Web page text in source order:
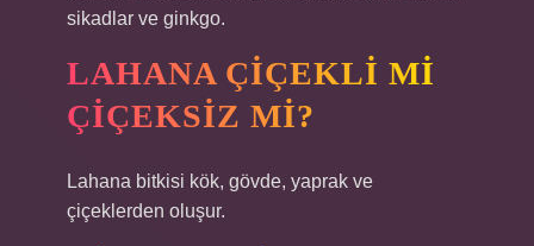
sikadlar ve ginkgo.
LAHANA ÇIÇEKLI MI
ÇIÇEKSIZ MI?
Lahana bitkisi kök, gövde, yaprak ve
çiçeklerden oluşur.